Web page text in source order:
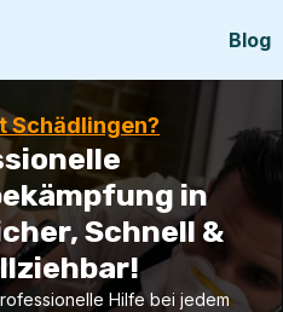
Blog
Schädlingen?
in
Schnell &
Hilfe bei jedem